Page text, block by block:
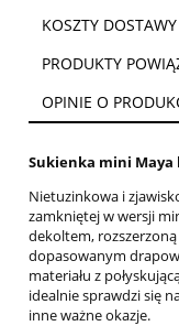
KOSZTY DOSTAWY
CENA NIE
PRODUKTY
OPINIE O
Sukienka mini
Nietuzinkowa i
zamkniętej w wersji
dekoltem,
dopasowanym
materiału z
idealnie sprawdzi się
inne ważne okazje.